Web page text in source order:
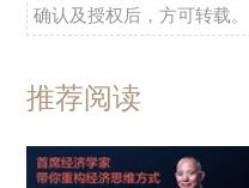
确认及授权后，方可转载。
推荐阅读